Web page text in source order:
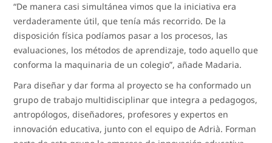
“De manera casi simultánea vimos que la iniciativa era
verdaderamente útil, que tenía más recorrido. De la
disposición física podíamos pasar a los procesos, las
evaluaciones, los métodos de aprendizaje, todo aquello que
conforma la maquinaria de un colegio”, añade Madaria.
Para diseñar y dar forma al proyecto se ha conformado un
grupo de trabajo multidisciplinar que integra a pedagogos,
antropólogos, diseñadores, profesores y expertos en
innovación educativa, junto con el equipo de Adrià. Forman